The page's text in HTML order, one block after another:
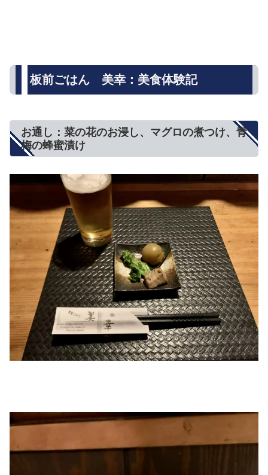
板前ごはん 美幸：美食体験記
お通し：菜の花のお浸し、マグロの煮つけ、青
梅の蜂蜜漬け